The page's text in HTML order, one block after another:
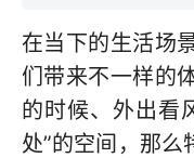
在当下的生活场
们带来不一样的
的时候、外出看
处”的空间，那